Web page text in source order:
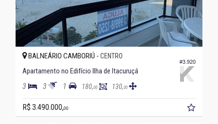
#3.920
BALNEÁRIO CAMBORIÚ - CENTRO
Apartamento no Edifício Ilha de Itacuruçá
3 3 1 180,00 130,00
R$ 3.490.000,00